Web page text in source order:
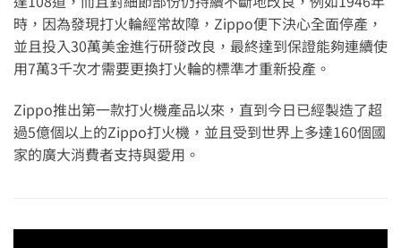
時，因為發現打火輪經常故障，Zippo便下決心全面停產，
並且投入30萬美金進行研發改良，最終達到保證能夠連續使
用7萬3千次才需要更換打火輪的標準才重新投產。
Zippo推出第一款打火機產品以來，直到今日已經製造了超
過5億個以上的Zippo打火機，並且受到世界上多達160個國
家的廣大消費者支持與愛用。